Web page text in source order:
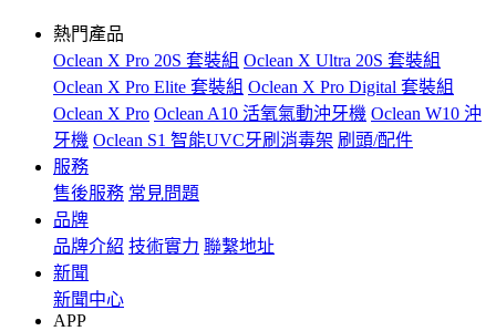
熱門產品
Oclean X Pro 20S 套裝組 Oclean X Ultra 20S 套裝組
Oclean X Pro Elite 套裝組 Oclean X Pro Digital 套裝組
Oclean X Pro Oclean A10 活氧氣動沖牙機 Oclean W10 沖
牙機 Oclean S1 智能UVC牙刷消毒架 刷頭/配件
服務
售後服務 常見問題
品牌
品牌介紹 技術實力 聯繫地址
新聞
新聞中心
APP